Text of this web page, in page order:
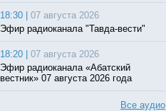
18:30 |
07 августа 2026
Эфир радиоканала "Тавда-вести"
18:20 |
07 августа 2026
Эфир радиоканала «Абатский
вестник» 07 августа 2026 года
Все аудио